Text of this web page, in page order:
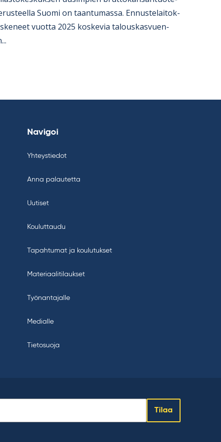
Suomi on taan­tu­massa. En­nus­te­lai­tok­
vuotta 2025 kos­ke­via ta­lous­kas­vuen­
Navigoi
Yhteystiedot
Anna palautetta
Uutiset
Kouluttaudu
Tapahtumat ja koulutukset
Materiaalitilaukset
Työnantajalle
Medialle
Tietosuoja
Tilaa